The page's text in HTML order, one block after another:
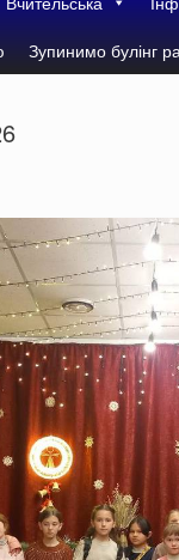
Зупинимо булінг